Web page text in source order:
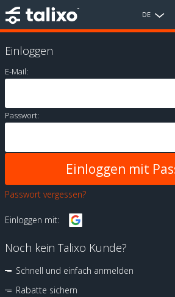
DE
Einloggen
E-Mail:
Passwort:
Passwort vergessen?
Einloggen mit:
Noch kein Talixo Kunde?
Schnell und einfach anmelden
Rabatte sichern